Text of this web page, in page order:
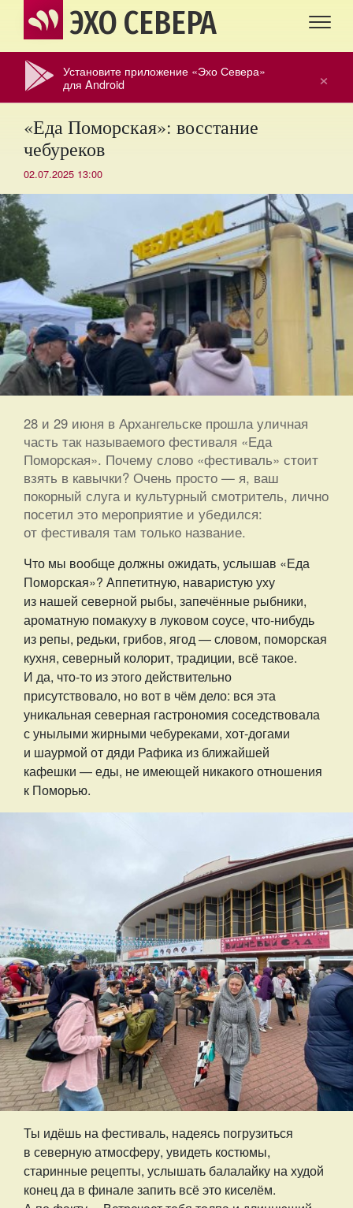
ЭХО СЕВЕРА
×
Установите приложение «Эхо Севера»
для Android
«Еда Поморская»: восстание
чебуреков
02.07.2025 13:00
28 и 29 июня в Архангельске прошла уличная
часть так называемого фестиваля «Еда
Поморская». Почему слово «фестиваль» стоит
взять в кавычки? Очень просто — я, ваш
покорный слуга и культурный смотритель, лично
посетил это мероприятие и убедился:
от фестиваля там только название.
Что мы вообще должны ожидать, услышав «Еда
Поморская»? Аппетитную, наваристую уху
из нашей северной рыбы, запечённые рыбники,
ароматную помакуху в луковом соусе, что-нибудь
из репы, редьки, грибов, ягод — словом, поморская
кухня, северный колорит, традиции, всё такое.
И да, что-то из этого действительно
присутствовало, но вот в чём дело: вся эта
уникальная северная гастрономия соседствовала
с унылыми жирными чебуреками, хот-догами
и шаурмой от дяди Рафика из ближайшей
кафешки — еды, не имеющей никакого отношения
к Поморью.
Ты идёшь на фестиваль, надеясь погрузиться
в северную атмосферу, увидеть костюмы,
старинные рецепты, услышать балалайку на худой
конец да в финале запить всё это киселём.